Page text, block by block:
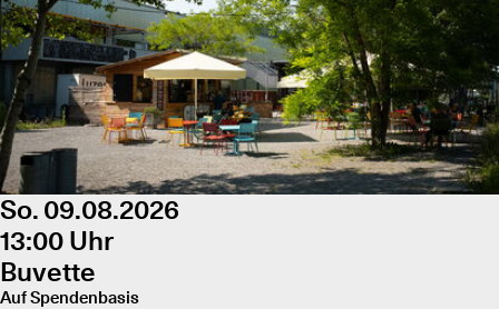
So. 09.08.2026
13:00 Uhr
Buvette
Auf Spendenbasis